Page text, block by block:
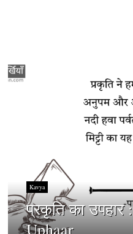
Kavya
प्रकृति का
Uphaar